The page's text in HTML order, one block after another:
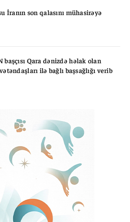
İranın son qalasını mühasirəyə
başçısı Qara dənizdə həlak olan
ilə bağlı başsağlığı verib